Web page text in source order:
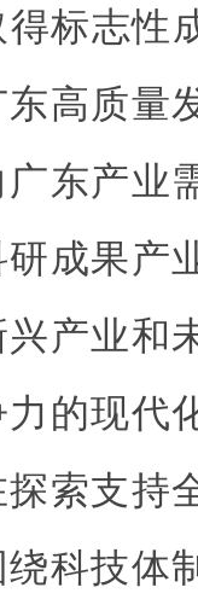
标志性
高质量
东产业
成果产
产业和
的现代
索支持
绕科技体